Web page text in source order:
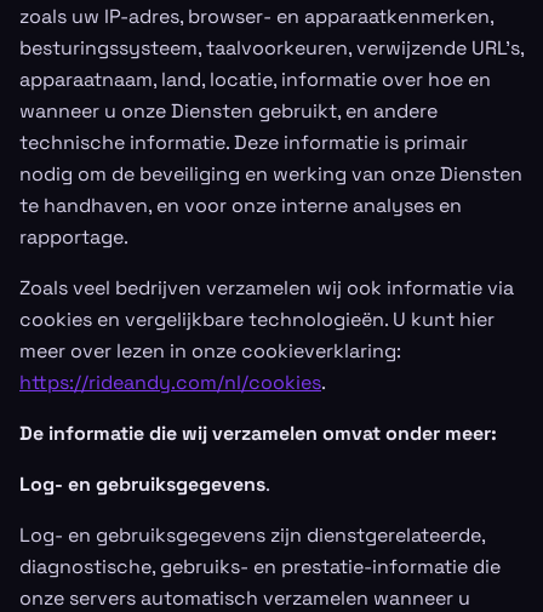
zoals uw IP-adres, browser- en apparaatkenmerken,
besturingssysteem, taalvoorkeuren, verwijzende URL’s,
apparaatnaam, land, locatie, informatie over hoe en
wanneer u onze Diensten gebruikt, en andere
technische informatie. Deze informatie is primair
nodig om de beveiliging en werking van onze Diensten
te handhaven, en voor onze interne analyses en
rapportage.
Zoals veel bedrijven verzamelen wij ook informatie via
cookies en vergelijkbare technologieën. U kunt hier
meer over lezen in onze cookieverklaring:
https://rideandy.com/nl/cookies.
De informatie die wij verzamelen omvat onder meer:
Log- en gebruiksgegevens.
Log- en gebruiksgegevens zijn dienstgerelateerde,
diagnostische, gebruiks- en prestatie-informatie die
onze servers automatisch verzamelen wanneer u